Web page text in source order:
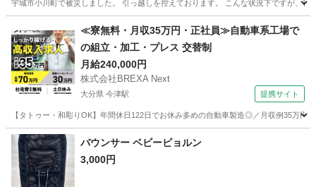
宇城市小川町で被災しました。 引っ越しを控えております。 こんな状況下ですが、
小川駅 キッズ用品 子ども
≪寮無料・月収35万円・正社員≫自動車系工場で
の組立・加工・プレス 交替制
月給240,000円
株式会社BREXA Next
大分県 今津駅 提携サイト
【タトゥー・和彫りOK】年間休日122日でお休み多めの自動車製造◎／月収例35万
大分 中津市 今津駅 その他
バウンサー ベビービョルン
3,000円